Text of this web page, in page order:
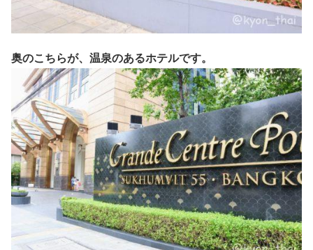
奥のこちらが、温泉のあるホテルです。